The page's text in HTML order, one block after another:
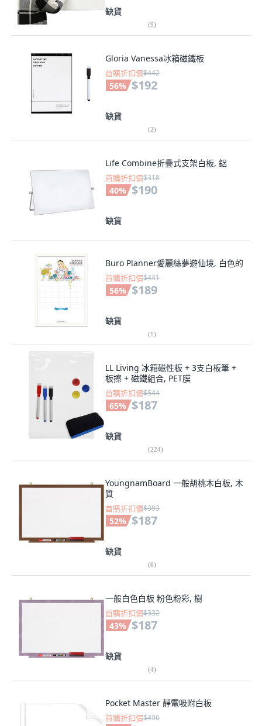
缺貨
(9)
Gloria Vanessa冰箱磁鐵板
首購折扣價$442
56% $192
缺貨
(2)
Life Combine折疊式支架白板, 鋁
首購折扣價$318
40% $190
缺貨
Buro Planner愛麗絲夢遊仙境, 白色的
首購折扣價$431
56% $189
缺貨
(1)
LL Living 冰箱磁性板 + 3支白板筆 +
板擦 + 磁鐵組合, PET膜
首購折扣價$544
65% $187
缺貨
(224)
YoungnamBoard 一般胡桃木白板, 木
質
首購折扣價$393
52% $187
缺貨
(6)
一般白色白板 粉色粉彩, 樹
首購折扣價$332
43% $187
缺貨
(4)
Pocket Master 靜電吸附白板
首購折扣價$496